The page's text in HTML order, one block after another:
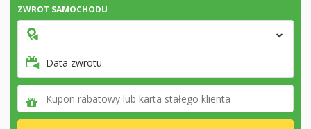
ZWROT SAMOCHODU
Data zwrotu